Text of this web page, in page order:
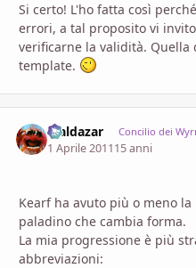
Si certo! L'ho fatta così
errori, a tal proposito vi
verificarne la validità.
template.
Maldazar Concilio dei
1 Aprile 201115 anni
Kearf ha avuto più o meno
paladino che cambia forma.
La mia progressione è più
abbreviazioni: